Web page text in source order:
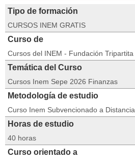
Tipo de formación
CURSOS INEM GRATIS
Curso de
Cursos del INEM - Fundación Tripartita
Temática del Curso
Cursos Inem Sepe 2026 Finanzas
Metodología de estudio
Curso Inem Subvencionado a Distancia
Horas de estudio
40 horas
Curso orientado a